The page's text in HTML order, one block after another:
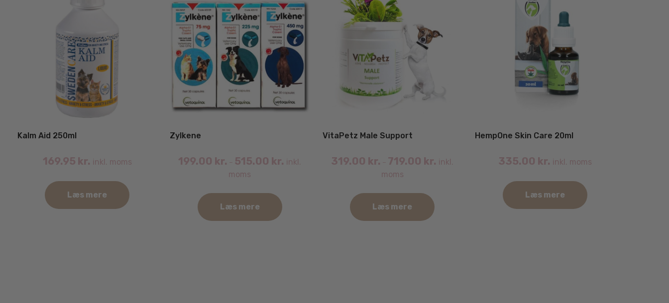
Kalm Aid 250ml
169.95 kr. inkl. moms
Læs mere
Zylkene
199.00 kr. – 515.00 kr. inkl.
moms
Læs mere
VitaPetz Male Support
319.00 kr. – 719.00 kr. inkl.
moms
Læs mere
HempOne Skin Care 20ml
335.00 kr. inkl. moms
Læs mere